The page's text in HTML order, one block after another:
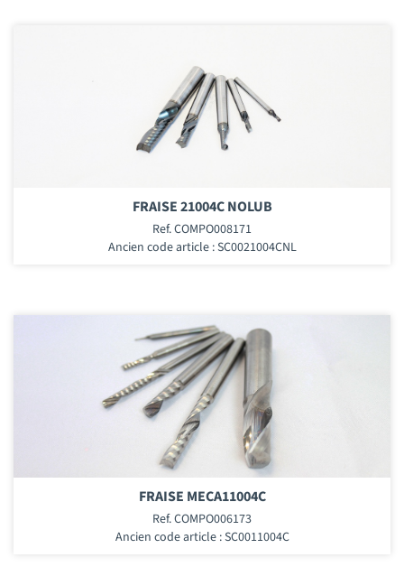
FRAISE 21004C NOLUB
Ref. COMPO008171
Ancien code article : SC0021004CNL
FRAISE MECA11004C
Ref. COMPO006173
Ancien code article : SC0011004C